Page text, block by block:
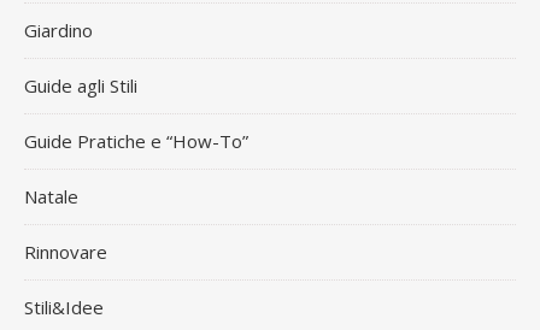
Giardino
Guide agli Stili
Guide Pratiche e “How-To”
Natale
Rinnovare
Stili&Idee